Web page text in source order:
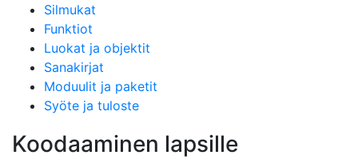
Silmukat
Funktiot
Luokat ja objektit
Sanakirjat
Moduulit ja paketit
Syöte ja tuloste
Koodaaminen lapsille